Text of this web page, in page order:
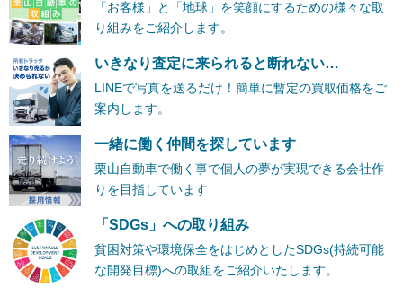
「お客様」と「地球」を笑顔にするための様々な取
り組みをご紹介します。
いきなり査定に来られると断れない…
LINEで写真を送るだけ！簡単に暫定の買取価格をご
案内します。
一緒に働く仲間を探しています
栗山自動車で働く事で個人の夢が実現できる会社作
りを目指しています
「SDGs」への取り組み
貧困対策や環境保全をはじめとしたSDGs(持続可能
な開発目標)への取組をご紹介いたします。